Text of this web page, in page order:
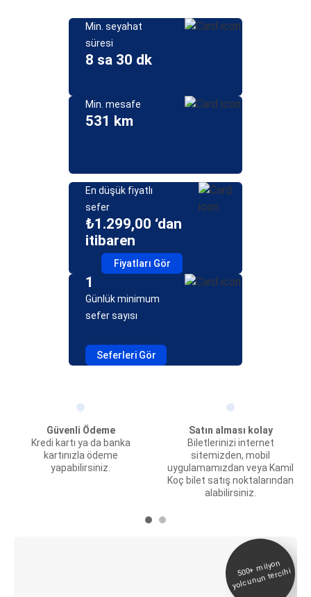
Min. seyahat
süresi
8 sa 30 dk
Min. mesafe
531 km
En düşük fiyatlı
sefer
₺1.299,00 ‘dan
itibaren
Fiyatları Gör
1
Günlük minimum
sefer sayısı
Seferleri Gör
Güvenli Ödeme
Kredi kartı ya da banka
kartınızla ödeme
yapabilirsiniz.
Satın alması kolay
Biletlerinizi internet
sitemizden, mobil
uygulamamızdan veya Kamil
Koç bilet satış noktalarından
alabilirsiniz.
500+
milyon
yolcunun tercihi